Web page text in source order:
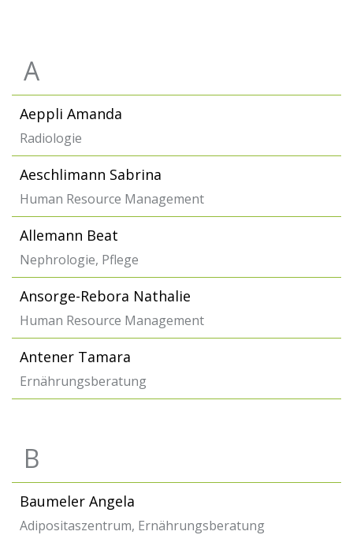
A
Aeppli Amanda
Radiologie
Aeschlimann Sabrina
Human Resource Management
Allemann Beat
Nephrologie, Pflege
Ansorge-Rebora Nathalie
Human Resource Management
Antener Tamara
Ernährungsberatung
B
Baumeler Angela
Adipositaszentrum, Ernährungsberatung